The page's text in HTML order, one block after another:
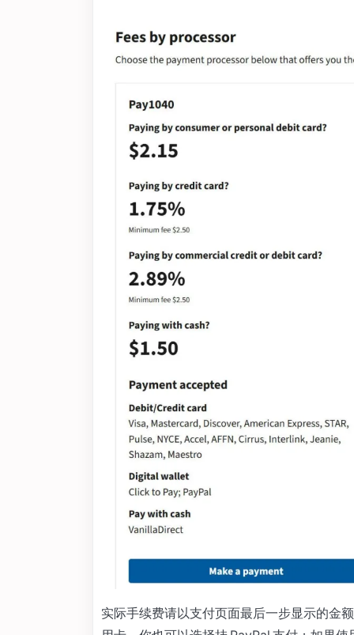
实际手续费请以支付页面最后一步显示的金